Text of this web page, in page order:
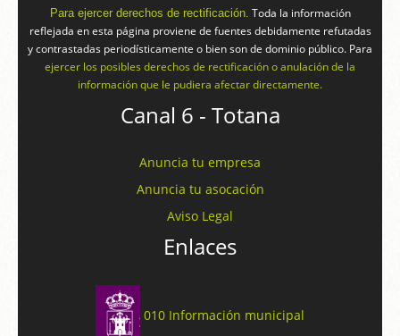
Para ejercer derechos de rectificación. Toda la información
reflejada en esta página proviene de fuentes debidamente refutadas
y contrastadas periodísticamente o bien son de dominio público. Para
ejercer los posibles derechos de rectificación o anulación de la
información que le pudiera afectar directamente.
Canal 6 - Totana
Anuncia tu empresa
Anuncia tu asocación
Aviso Legal
Enlaces
010 Información municipal